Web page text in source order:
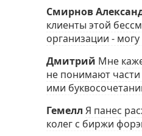
Смирнов
клиенты этой
организации -
Дмитрий Мне
не понимают
ими
Гемелл Я панес
колег с биржи